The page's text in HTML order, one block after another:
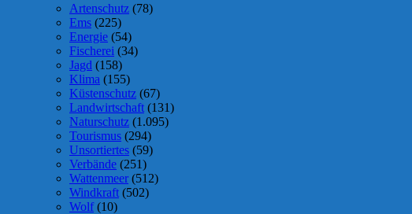
Artenschutz (78)
Ems (225)
Energie (54)
Fischerei (34)
Jagd (158)
Klima (155)
Küstenschutz (67)
Landwirtschaft (131)
Naturschutz (1.095)
Tourismus (294)
Unsortiertes (59)
Verbände (251)
Wattenmeer (512)
Windkraft (502)
Wolf(10)